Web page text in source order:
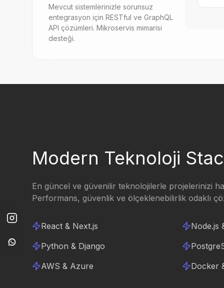
Mevcut sistemlerinizle sorunsuz
entegrasyon için RESTful ve GraphQL
API çözümleri. Mikroservis mimarisi
desteği.
Modern Teknoloji
En güncel ve güvenilir teknolojilerle projelerinizi
Performans, güvenlik ve ölçeklenebilirlik odaklı
React & Next.js
Node.js
Python & Django
AWS & Azure
Docker